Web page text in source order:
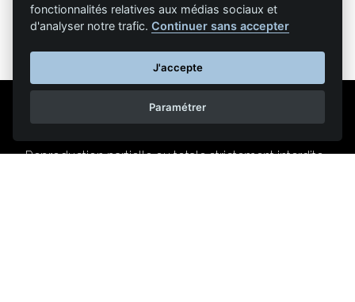
Reproduction partielle ou totale strictement interdite •
fonctionnalités relatives aux médias sociaux et
d'analyser notre trafic.Continuer sans accepter
J'accepte
Paramétrer